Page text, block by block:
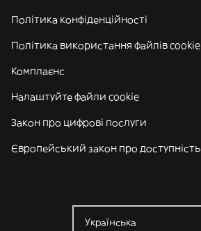
Політика конфіденційності
Політика використання файлів cookie
Комплаєнс
Налаштуйте файли cookie
Закон про цифрові послуги
Європейський закон про доступність